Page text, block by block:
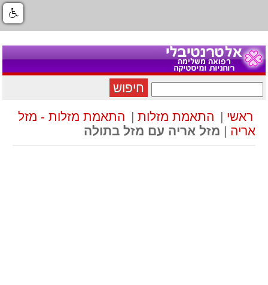
חיפוש
ראשי | התאמת מזלות | התאמת מזלות - מזל
אריה | מזל אריה עם מזל בתולה